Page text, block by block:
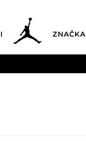
ZNAČKA
ZADARMO